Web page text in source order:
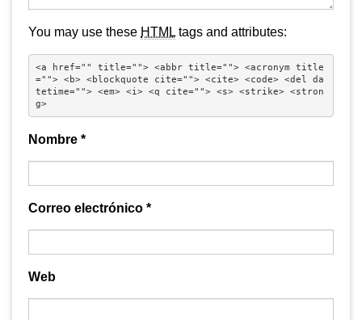
You may use these HTML tags and attributes:
<a href="" title=""> <abbr title=""> <acronym title
=""> <b> <blockquote cite=""> <cite> <code> <del da
tetime=""> <em> <i> <q cite=""> <s> <strike> <stron
g>
Nombre *
Correo electrónico *
Web